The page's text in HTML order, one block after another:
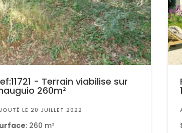
- Terrain viabilise sur
260m²
LE 20 JUILLET 2022
: 260 m²